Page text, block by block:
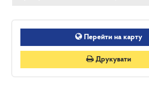
Перейти на карту
Друкувати